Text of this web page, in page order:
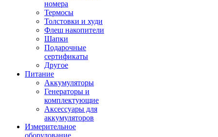
номера
Термосы
Толстовки и худи
Флеш накопители
Шапки
Подарочные
сертификаты
Другое
Питание
Аккумуляторы
Генераторы и
комплектующие
Аксессуары для
аккумуляторов
Измерительное
оборудование